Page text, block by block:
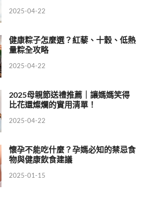
2025-04-22
健康粽子怎麼選？紅藜、十穀、低熱
量粽全攻略
2025-04-22
2025母親節送禮推薦｜讓媽媽笑得
比花還燦爛的實用清單！
2025-04-22
懷孕不能吃什麼？孕媽必知的禁忌食
物與健康飲食建議
2025-01-15